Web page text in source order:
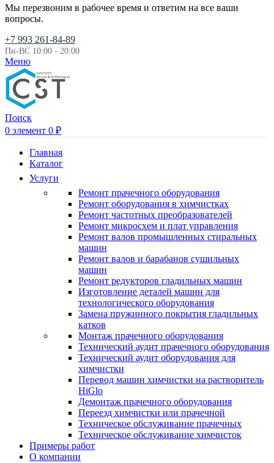
Мы перезвоним в рабочее время и ответим на все ваши
вопросы.
+7 993 261-84-89
Пн-ВС 10:00 - 20:00
Меню
Поиск
0 элемент 0 ₽
Главная
Каталог
Услуги
Ремонт прачечного оборудования
Ремонт оборудования в химчистках
Ремонт частотных преобразователей
Ремонт микросхем и плат управления
Ремонт валов промышленных стиральных
машин
Ремонт валов и барабанов сушильных
машин
Ремонт редукторов гладильных машин
Изготовление деталей машин для
технологического оборудования
Замена пружинного покрытия гладильных
катков
Монтаж прачечного оборудования
Технический аудит прачечного оборудования
Технический аудит оборудования для
химчистки
Перевод машин химчистки на растворитель
HiGlo
Демонтаж прачечного оборудования
Переезд химчистки или прачечной
Техническое обслуживание прачечных
Техническое обслуживание химчисток
Примеры работ
О компании